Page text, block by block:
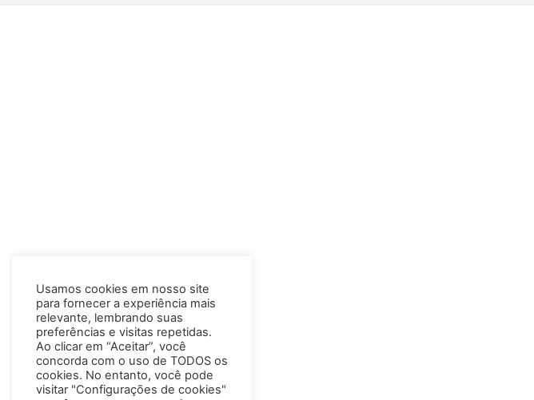
Usamos cookies em nosso site
para fornecer a experiência mais
relevante, lembrando suas
preferências e visitas repetidas.
Ao clicar em “Aceitar”, você
concorda com o uso de TODOS os
cookies. No entanto, você pode
visitar "Configurações de cookies"